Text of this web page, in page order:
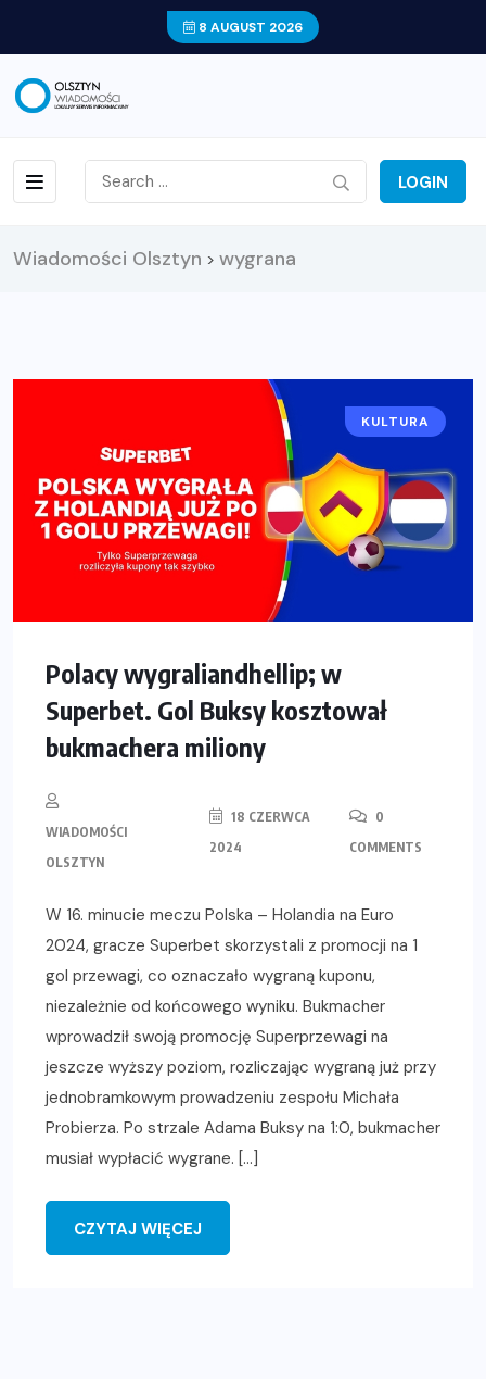
8 AUGUST 2026
LOGIN
Wiadomości Olsztyn > wygrana
KULTURA
Polacy wygraliandhellip; w
Superbet. Gol Buksy kosztował
bukmachera miliony
WIADOMOŚCI
OLSZTYN
18 CZERWCA
2024
0
COMMENTS
W 16. minucie meczu Polska – Holandia na Euro
2024, gracze Superbet skorzystali z promocji na 1
gol przewagi, co oznaczało wygraną kuponu,
niezależnie od końcowego wyniku. Bukmacher
wprowadził swoją promocję Superprzewagi na
jeszcze wyższy poziom, rozliczając wygraną już przy
jednobramkowym prowadzeniu zespołu Michała
Probierza. Po strzale Adama Buksy na 1:0, bukmacher
musiał wypłacić wygrane. […]
CZYTAJ WIĘCEJ